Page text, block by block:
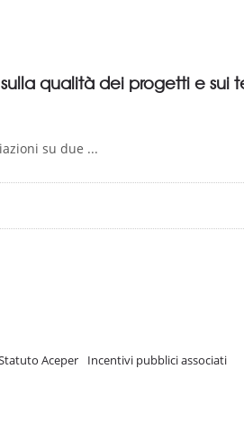
qualità dei progetti e sui
su due ...
Aceper Incentivi pubblici associati